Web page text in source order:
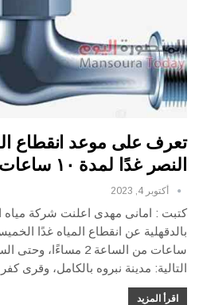
تعرف على موعد انقطاع
النصر غدًا لمدة ١٠ ساعات
أكتوبر 4, 2023
كتبت : امانى مهدى اعلنت شركة
التالية: مدينة نبروه بالكامل، وقرى
اقرأ المزيد